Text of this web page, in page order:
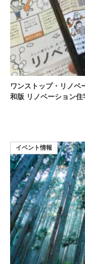
ワンストップ・リノベ
和版 リノベーション住
イベント情報